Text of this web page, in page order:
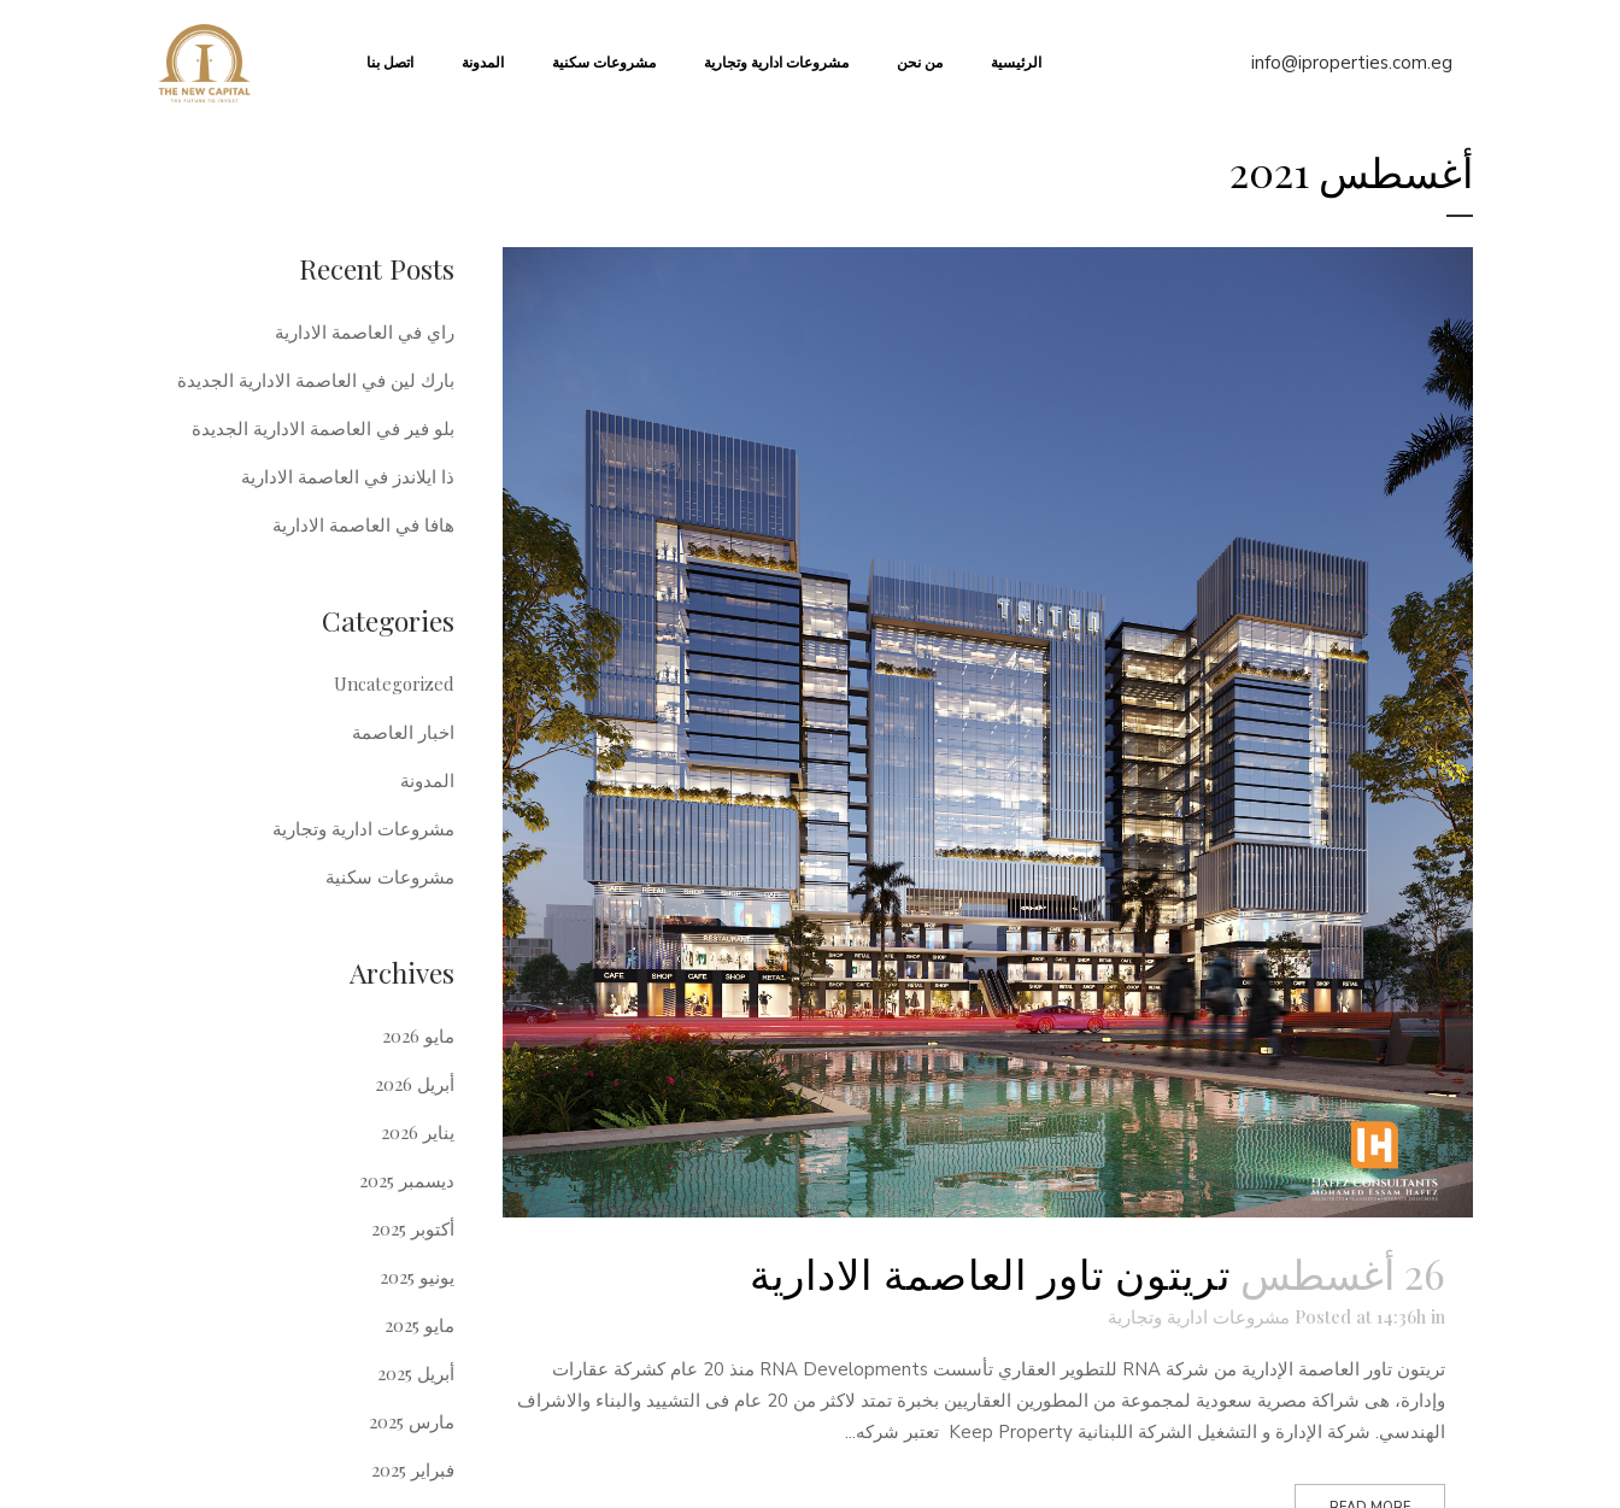
info@iproperties.com.eg الرئيسية من نحن مشروعات ادارية وتجارية مشروعات سكنية المدونة اتصل بنا
أغسطس 2021
26 أغسطس تريتون تاور العاصمة الادارية
Posted at 14:36h in مشروعات ادارية وتجارية
تريتون تاور العاصمة الإدارية من شركة RNA للتطوير العقاري تأسست RNA Developments منذ 20 عام كشركة عقارات
وإدارة، هى شراكة مصرية سعودية لمجموعة من المطورين العقاريين بخبرة تمتد لاكثر من 20 عام فى التشييد والبناء والاشراف
الهندسي. شركة الإدارة و التشغيل الشركة اللبنانية Keep Property تعتبر شركه...
Recent Posts
راي في العاصمة الادارية
بارك لين في العاصمة الادارية الجديدة
بلو فير في العاصمة الادارية الجديدة
ذا ايلاندز في العاصمة الادارية
هافا في العاصمة الادارية
Categories
Uncategorized
اخبار العاصمة
المدونة
مشروعات ادارية وتجارية
مشروعات سكنية
Archives
مايو 2026
أبريل 2026
يناير 2026
ديسمبر 2025
أكتوبر 2025
يونيو 2025
مايو 2025
أبريل 2025
مارس 2025
فبراير 2025